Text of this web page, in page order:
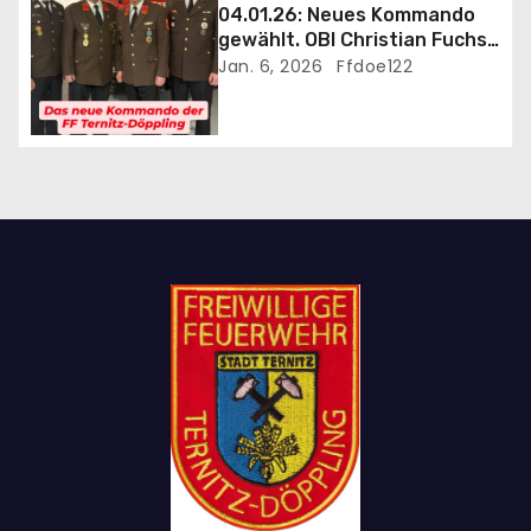
n
04.01.26: Neues Kommando
gewählt. OBI Christian Fuchs
als Kommandant bestätigt
Jan. 6, 2026 Ffdoe122